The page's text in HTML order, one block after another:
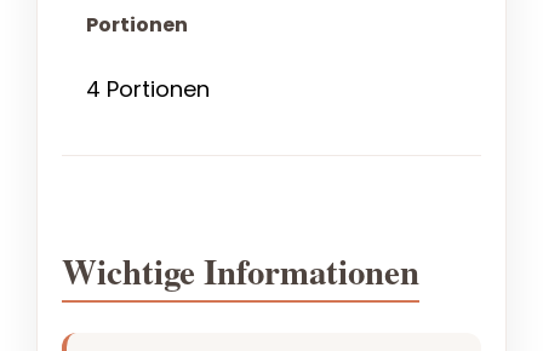
Portionen
4 Portionen
Wichtige Informationen